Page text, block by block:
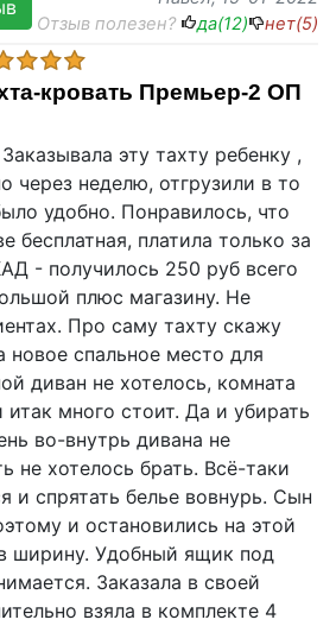
Отзыв полезен?
да(12) нет(5)
кровать Премьер-2 ОП
эту тахту ребенку ,
через неделю, отгрузили в то
удобно. Понравилось, что
бесплатная, платила только за
- получилось 250 руб всего
плюс магазину. Не
Про саму тахту скажу
новое спальное место для
диван не хотелось, комната
много стоит. Да и убирать
во-внутрь дивана не
не хотелось брать. Всё-таки
и спрятать белье вовнурь. Сын
и остановились на этой
ширину. Удобный ящик под
Заказала в своей
взяла в комплекте 4